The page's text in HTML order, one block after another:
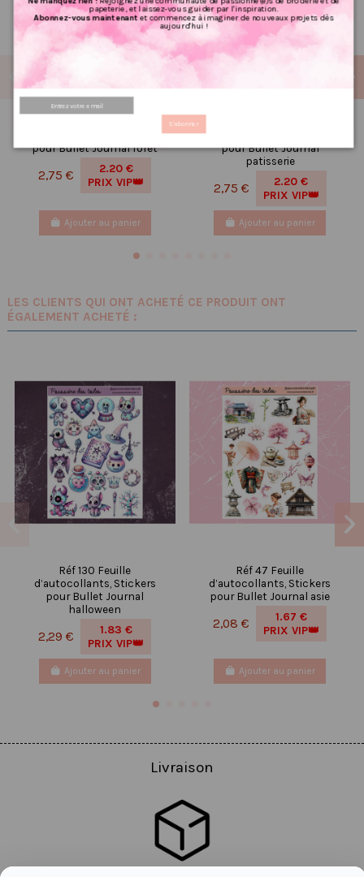
pour Bullet Journal forêt
2,75 €
2.20 €
PRIX VIP👑
Ajouter au panier
pour Bullet Journal
patisserie
2,75 €
2.20 €
PRIX VIP👑
Ajouter au panier
LES CLIENTS QUI ONT ACHETÉ CE PRODUIT ONT
ÉGALEMENT ACHETÉ :
Réf 130 Feuille
d’autocollants, Stickers
pour Bullet Journal
halloween
2,29 €
1.83 €
PRIX VIP👑
Ajouter au panier
Réf 47 Feuille
d’autocollants, Stickers
pour Bullet Journal asie
2,08 €
1.67 €
PRIX VIP👑
Ajouter au panier
Livraison
papeterie, et laissez-vous guider par l'inspiration.
Abonnez-vous maintenantet commencez à imaginer de nouveaux projets dès
aujourd'hui !
S'abonner